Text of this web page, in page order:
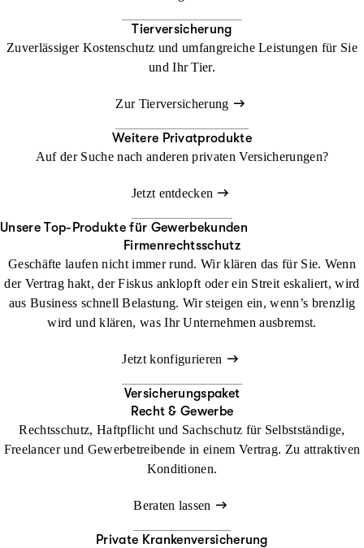
Tierversicherung
Zuverlässiger Kostenschutz und umfangreiche Leistungen für Sie
und Ihr Tier.
Zur Tierversicherung
Weitere Privatprodukte
Auf der Suche nach anderen privaten Versicherungen?
Jetzt entdecken
Unsere Top-Produkte für Gewerbekunden
Firmenrechtsschutz
Geschäfte laufen nicht immer rund. Wir klären das für Sie. Wenn
der Vertrag hakt, der Fiskus anklopft oder ein Streit eskaliert, wird
aus Business schnell Belastung. Wir steigen ein, wenn’s brenzlig
wird und klären, was Ihr Unternehmen ausbremst.
Jetzt konfigurieren
Versicherungspaket
Recht & Gewerbe
Rechtsschutz, Haftpflicht und Sachschutz für Selbstständige,
Freelancer und Gewerbetreibende in einem Vertrag. Zu attraktiven
Konditionen.
Beraten lassen
Private Krankenversicherung